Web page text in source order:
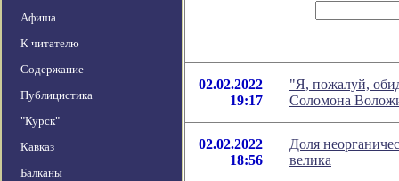
Афиша
К читателю
Содержание
Публицистика
"Курск"
Кавказ
Балканы
02.02.2022
19:17
"Я, пожалуй,
Соломона
02.02.2022
18:56
Доля
велика